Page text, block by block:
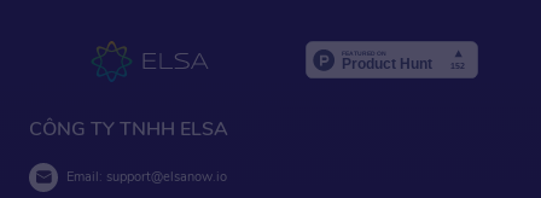
CÔNG TY TNHH ELSA
Email: support@elsanow.io